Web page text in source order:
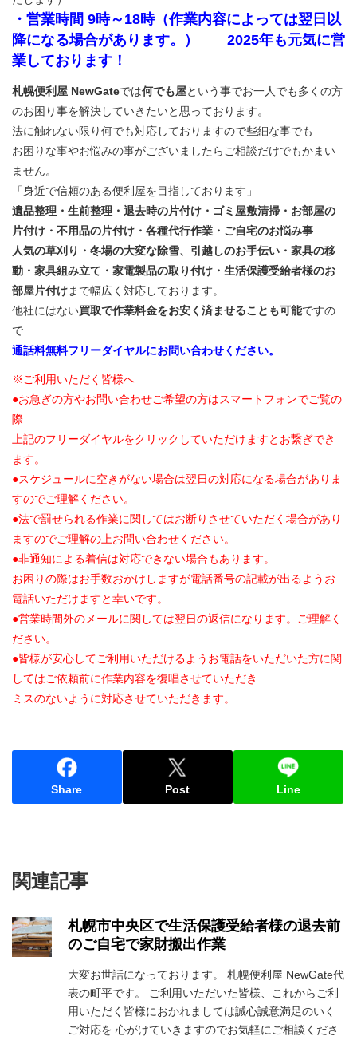
・営業時間 9時～18時（作業内容によっては翌日以
降になる場合があります。） 2025年も元気に営
業しております！
札幌便利屋 NewGateでは何でも屋という事でお一人でも多くの方
のお困り事を解決していきたいと思っております。
法に触れない限り何でも対応しておりますので些細な事でも
お困りな事やお悩みの事がございましたらご相談だけでもかまい
ません。
「身近で信頼のある便利屋を目指しております」
遺品整理・生前整理・退去時の片付け・ゴミ屋敷清掃・お部屋の
片付け・不用品の片付け・各種代行作業・ご自宅のお悩み事
人気の草刈り・冬場の大変な除雪、引越しのお手伝い・家具の移
動・家具組み立て・家電製品の取り付け・生活保護受給者様のお
部屋片付けまで幅広く対応しております。
他社にはない買取で作業料金をお安く済ませることも可能ですの
で
通話料無料フリーダイヤルにお問い合わせください。
※ご利用いただく皆様へ
●お急ぎの方やお問い合わせご希望の方はスマートフォンでご覧の
際
上記のフリーダイヤルをクリックしていただけますとお繋ぎでき
ます。
●スケジュールに空きがない場合は翌日の対応になる場合がありま
すのでご理解ください。
●法で罰せられる作業に関してはお断りさせていただく場合があり
ますのでご理解の上お問い合わせください。
●非通知による着信は対応できない場合もあります。
お困りの際はお手数おかけしますが電話番号の記載が出るようお
電話いただけますと幸いです。
●営業時間外のメールに関しては翌日の返信になります。ご理解く
ださい。
●皆様が安心してご利用いただけるようお電話をいただいた方に関
してはご依頼前に作業内容を復唱させていただき
ミスのないように対応させていただきます。
Share Post Line
関連記事
札幌市中央区で生活保護受給者様の退去前
のご自宅で家財搬出作業
大変お世話になっております。 札幌便利屋 NewGate代
表の町平です。 ご利用いただいた皆様、これからご利
用いただく皆様におかれましては誠心誠意満足のいく
ご対応を 心がけていきますのでお気軽にご相談くださ